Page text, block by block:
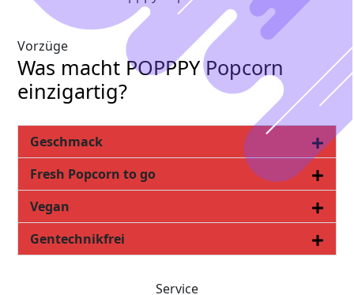
Vorzüge
Was macht POPPPY Popcorn
einzigartig?
Geschmack
Fresh Popcorn to go
Vegan
Gentechnikfrei
Service